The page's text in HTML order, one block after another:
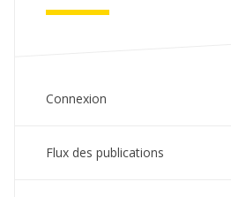
Connexion
Flux des publications